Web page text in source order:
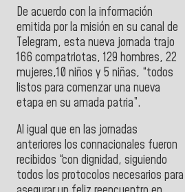
De acuerdo con la información
emitida por la misión en su canal de
Telegram, esta nueva jornada trajo
166 compatriotas, 129 hombres, 22
mujeres,10 niños y 5 niñas, “todos
listos para comenzar una nueva
etapa en su amada patria”.
Al igual que en las jornadas
anteriores los connacionales fueron
recibidos “con dignidad, siguiendo
todos los protocolos necesarios para